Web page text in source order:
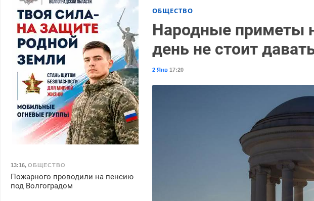
ОБЩЕСТВО
Народные приметы
день не стоит
2 Янв 17:20
13:16, ОБЩЕСТВО
Пожарного проводили на пенсию
под Волгоградом